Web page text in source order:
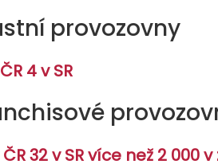
provozovny
4 v SR
ČR 32 v SR více než 2